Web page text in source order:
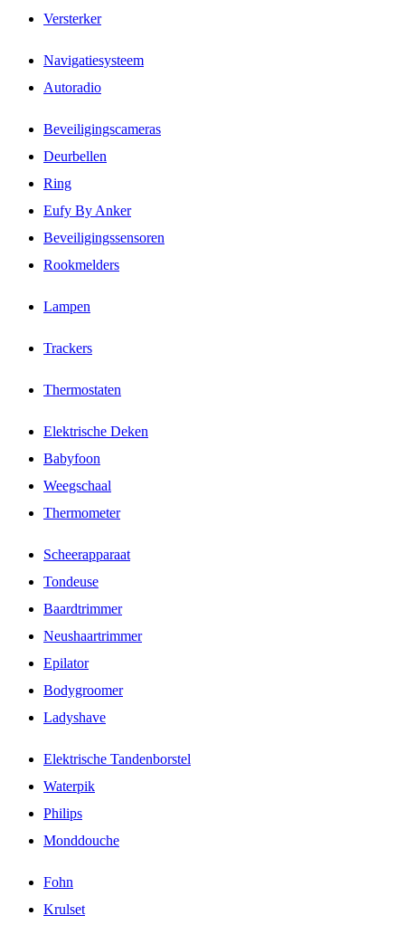
Versterker
Navigatiesysteem
Autoradio
Beveiligingscameras
Deurbellen
Ring
Eufy By Anker
Beveiligingssensoren
Rookmelders
Lampen
Trackers
Thermostaten
Elektrische Deken
Babyfoon
Weegschaal
Thermometer
Scheerapparaat
Tondeuse
Baardtrimmer
Neushaartrimmer
Epilator
Bodygroomer
Ladyshave
Elektrische Tandenborstel
Waterpik
Philips
Monddouche
Fohn
Krulset